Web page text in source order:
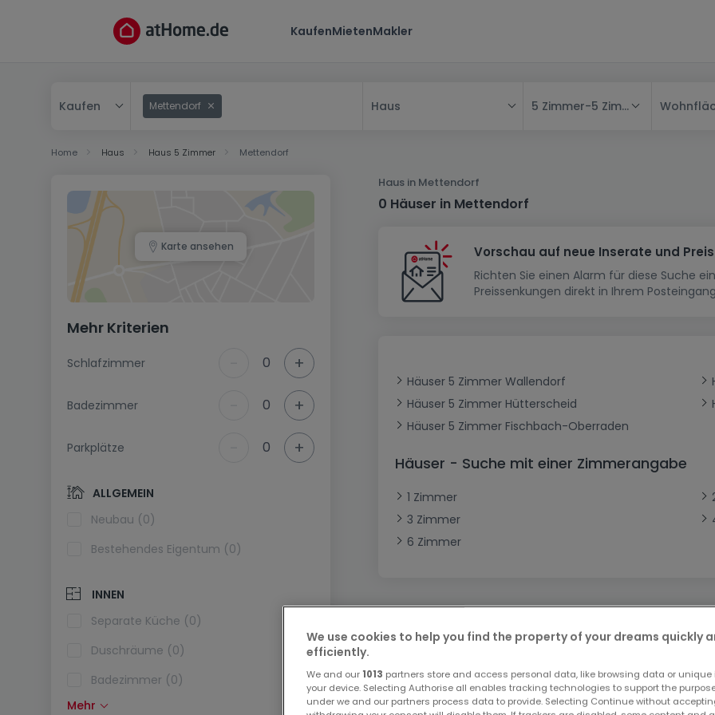
KaufenMietenMakler
Kaufen Mettendorf Haus
Haus
Reihenhaus
Doppelhaushälfte
Hof
Bauernhaus
Ferienunterkunft
Wohnung
Schlafzimmer
1-Zimmer-Apartment
Loft
Dachgeschoss
Wohnanlage
Wohnsiedlung
Haus bauen
Musterhaus
Renditeobjekt
Gewerbliches Grundstück
Carport
Garage
Büro
Gewerbe
Ladenfläche
Lagerfläche
5 Zimmer- 5 Zimmer
Home Haus Haus 5 Zimmer Mettendorf
Haus in Mettendorf
0 Häuser in Mettendorf
Vorschau auf neue Inserate und
Richten Sie einen Alarm für diese Suche
Preissenkungen direkt in Ihrem
Häuser 5 Zimmer Wallendorf
Häuser 5 Zimmer Hütterscheid
Häuser 5 Zimmer Fischbach-Oberraden
Häuser - Suche mit einer Zimmerangabe
1 Zimmer
3 Zimmer
6 Zimmer
Bitte ändern Sie Ihre Suche
Karte ansehen
Mehr Kriterien
Schlafzimmer 0 +
Badezimmer 0 +
Parkplätze 0 +
ALLGEMEIN
Neubau (0)
Bestehendes Eigentum (0)
INNEN
Separate Küche (0)
Duschräume (0)
Badezimmer (0)
Einbauküche (0)
Mehr
We use cookies to help you find the property of your dreams quickly
efficiently.
We and our 1013 partners store and access personal data, like browsing data or unique
your device. Selecting Authorise all enables tracking technologies to support the
under we and our partners process data to provide. Selecting Continue without